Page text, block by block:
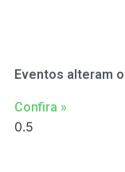
Eventos alteram
Confira »